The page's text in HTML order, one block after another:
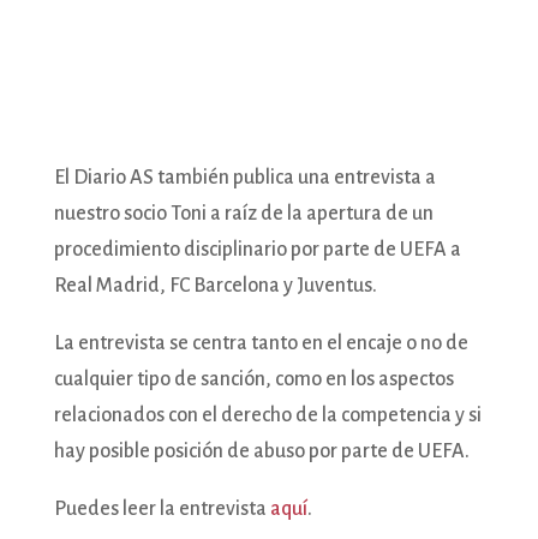
El Diario AS también publica una entrevista a
nuestro socio Toni a raíz de la apertura de un
procedimiento disciplinario por parte de UEFA a
Real Madrid, FC Barcelona y Juventus.
La entrevista se centra tanto en el encaje o no de
cualquier tipo de sanción, como en los aspectos
relacionados con el derecho de la competencia y si
hay posible posición de abuso por parte de UEFA.
Puedes leer la entrevista aquí.